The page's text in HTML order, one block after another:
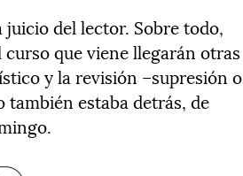
juicio del lector. Sobre todo,
que viene llegarán otras
y la revisión –supresión o
estaba detrás, de